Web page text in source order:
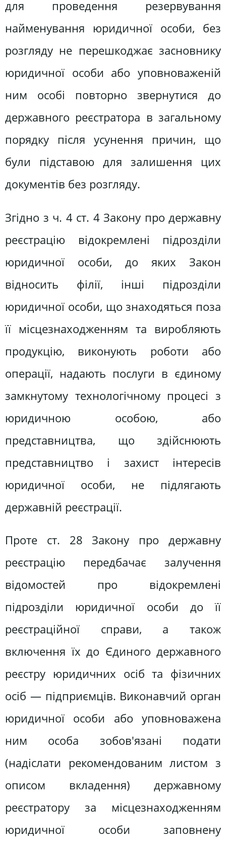
для проведення резервування
найменування юридичної особи, без
розгляду не перешкоджає засновнику
юридичної особи або уповноваженій
ним особі повторно звернутися до
державного реєстратора в загальному
порядку після усунення причин, що
були підставою для залишення цих
документів без розгляду.
Згідно з ч. 4 ст. 4 Закону про державну
реєстрацію відокремлені підрозділи
юридичної особи, до яких Закон
відносить філії, інші підрозділи
юридичної особи, що знаходяться поза
її місцезнаходженням та виробляють
продукцію, виконують роботи або
операції, надають послуги в єдиному
замкнутому технологічному процесі з
юридичною особою, або
представництва, що здійснюють
представництво і захист інтересів
юридичної особи, не підлягають
державній реєстрації.
Проте ст. 28 Закону про державну
реєстрацію передбачає залучення
відомостей про відокремлені
підрозділи юридичної особи до її
реєстраційної справи, а також
включення їх до Єдиного державного
реєстру юридичних осіб та фізичних
осіб — підприємців. Виконавчий орган
юридичної особи або уповноважена
ним особа зобов'язані подати
(надіслати рекомендованим листом з
описом вкладення) державному
реєстратору за місцезнаходженням
юридичної особи заповнену